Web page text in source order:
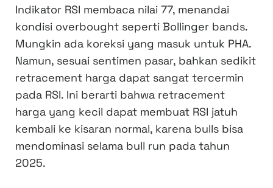
Indikator RSI membaca nilai 77, menandai
kondisi overbought seperti Bollinger bands.
Mungkin ada koreksi yang masuk untuk PHA.
Namun, sesuai sentimen pasar, bahkan sedikit
retracement harga dapat sangat tercermin
pada RSI. Ini berarti bahwa retracement
harga yang kecil dapat membuat RSI jatuh
kembali ke kisaran normal, karena bulls bisa
mendominasi selama bull run pada tahun
2025.